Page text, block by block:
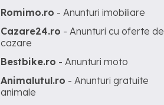
Romimo.ro - Anunturi imobiliare
Cazare24.ro - Anunturi cu oferte de
cazare
Bestbike.ro - Anunturi moto
Animalutul.ro - Anunturi gratuite
animale